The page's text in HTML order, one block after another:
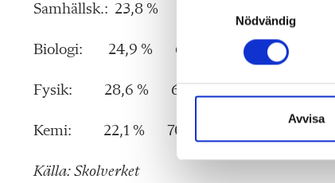
c
e
s
Nödvändig
Avvisa
Samhällsk.: 23,8 % 72,4 % 3,8 %
Biologi: 24,9 % 68,6 % 6,5 %
Fysik: 28,6 % 66,3 % 5,1 %
Kemi: 22,1 % 70,7 % 7,2 %
Källa: Skolverket